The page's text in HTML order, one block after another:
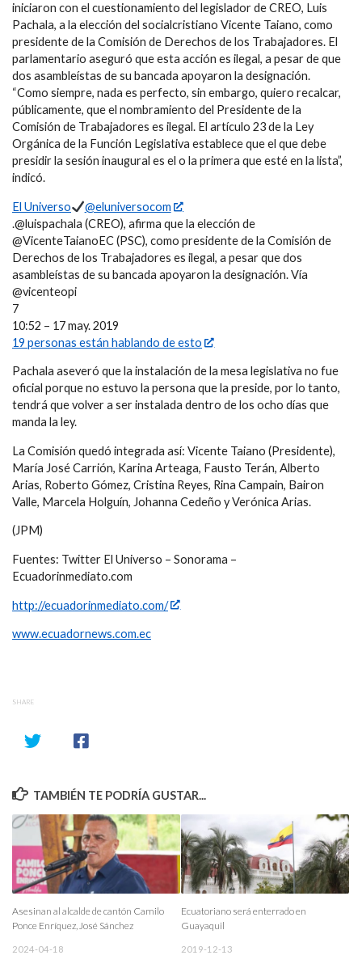
iniciaron con el cuestionamiento del legislador de CREO, Luis
Pachala, a la elección del socialcristiano Vicente Taiano, como
presidente de la Comisión de Derechos de los Trabajadores. El
parlamentario aseguró que esta acción es ilegal, a pesar de que
dos asambleístas de su bancada apoyaron la designación.
“Como siempre, nada es perfecto, sin embargo, quiero recalcar,
públicamente, que el nombramiento del Presidente de la
Comisión de Trabajadores es ilegal. El artículo 23 de la Ley
Orgánica de la Función Legislativa establece que el que debe
presidir la sesión inaugural es el o la primera que esté en la lista”,
indicó.
El Universo
@eluniversocom
.@luispachala (CREO), afirma que la elección de
@VicenteTaianoEC (PSC), como presidente de la Comisión de
Derechos de los Trabajadores es ilegal, a pesar que dos
asambleístas de su bancada apoyaron la designación. Vía
@vicenteopi
7
10:52 – 17 may. 2019
19 personas están hablando de esto
Pachala aseveró que la instalación de la mesa legislativa no fue
oficial porque no estuvo la persona que la preside, por lo tanto,
tendrá que volver a ser instalada dentro de los ocho días que
manda la ley.
La Comisión quedó integrada así: Vicente Taiano (Presidente),
María José Carrión, Karina Arteaga, Fausto Terán, Alberto
Arias, Roberto Gómez, Cristina Reyes, Rina Campain, Bairon
Valle, Marcela Holguín, Johanna Cedeño y Verónica Arias.
(JPM)
Fuentes: Twitter El Universo – Sonorama –
Ecuadorinmediato.com
http://ecuadorinmediato.com/
www.ecuadornews.com.ec
SHARE
TAMBIÉN TE PODRÍA GUSTAR...
Asesinan al alcalde de cantón Camilo
Ponce Enríquez, José Sánchez
2024-04-18
Ecuatoriano será enterrado en
Guayaquil
2019-12-13